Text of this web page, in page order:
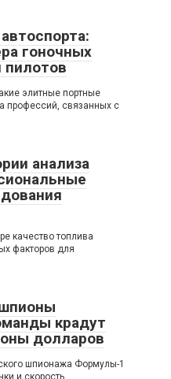
гоночных
пилотов
элитные портные
профессий, связанных с
анализа
качество топлива
факторов для
крадут
долларов
шпионажа Формулы-1